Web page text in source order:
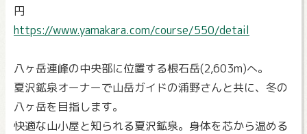
円
https://www.yamakara.com/course/550/detail
八ヶ岳連峰の中央部に位置する根石岳(2,603m)へ。
夏沢鉱泉オーナーで山岳ガイドの浦野さんと共に、冬の
八ヶ岳を目指します。
快適な山小屋と知られる夏沢鉱泉。身体を芯から温める